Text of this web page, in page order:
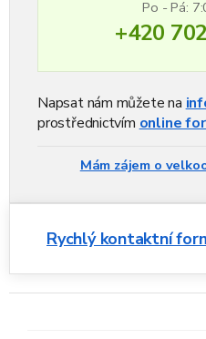
Po - Pá:
+420
Napsat nám můžete na
prostřednictvímonline
Mám zájem o
Rychlý kontaktní